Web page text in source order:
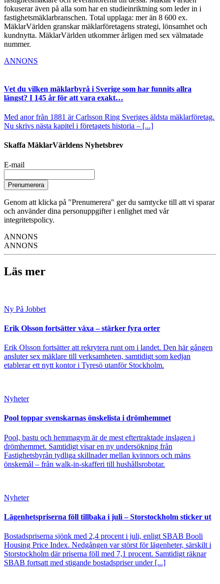
fokuserar även på alla som har en studieinriktning som leder in i
fastighetsmäklarbranschen. Total upplaga: mer än 8 600 ex.
MäklarVärlden granskar mäklarföretagens strategi, lönsamhet och
kundnytta. MäklarVärlden utkommer årligen med sex välmatade
nummer.
ANNONS
Vet du vilken mäklarbyrå i Sverige som har funnits allra
längst? I 145 år för att vara exakt…
Med anor från 1881 är Carlsson Ring Sveriges äldsta mäklarföretag.
Nu skrivs nästa kapitel i företagets historia – [...]
Skaffa MäklarVärldens Nyhetsbrev
E-mail
Prenumerera
Genom att klicka på "Prenumerera" ger du samtycke till att vi sparar
och använder dina personuppgifter i enlighet med vår
integritetspolicy.
ANNONS
ANNONS
Läs mer
Ny På Jobbet
Erik Olsson fortsätter växa – stärker fyra orter
Erik Olsson fortsätter att rekrytera runt om i landet. Den här gången
ansluter sex mäklare till verksamheten, samtidigt som kedjan
etablerar ett nytt kontor i Tyresö utanför Stockholm.
Nyheter
Pool toppar svenskarnas önskelista i drömhemmet
Pool, bastu och hemmagym är de mest eftertraktade inslagen i
drömhemmet. Samtidigt visar en ny undersökning från
Fastighetsbyrån tydliga skillnader mellan kvinnors och mäns
önskemål – från walk-in-skafferi till hushållsrobotar.
Nyheter
Lägenhetspriserna föll tillbaka i juli – Storstockholm sticker ut
Bostadspriserna sjönk med 2,4 procent i juli, enligt SBAB Booli
Housing Price Index. Nedgången var störst för lägenheter, särskilt i
Storstockholm där priserna föll med 7,1 procent. Samtidigt räknar
SBAB fortsatt med stigande bostadspriser under [...]